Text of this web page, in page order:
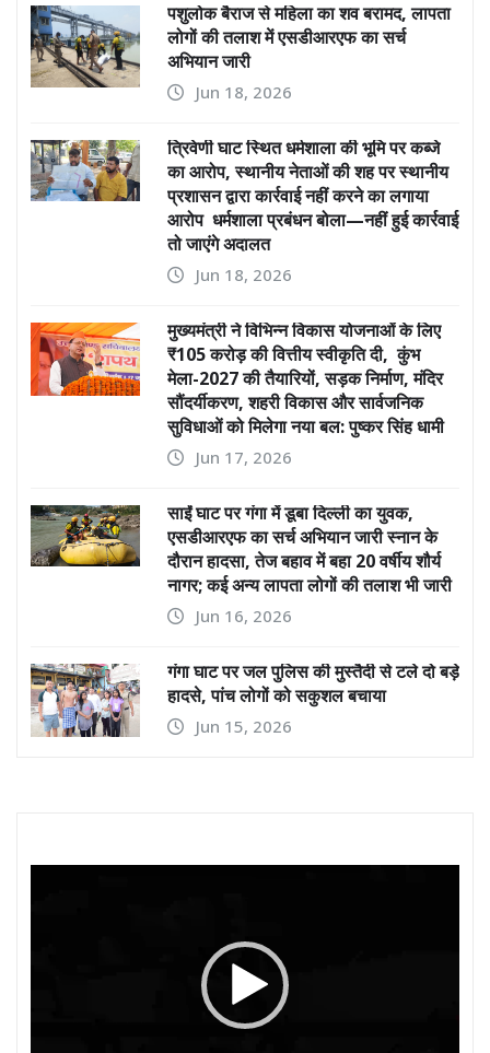
पशुलोक बैराज से महिला का शव बरामद, लापता
लोगों की तलाश में एसडीआरएफ का सर्च
अभियान जारी
Jun 18, 2026
त्रिवेणी घाट स्थित धर्मशाला की भूमि पर कब्जे
का आरोप, स्थानीय नेताओं की शह पर स्थानीय
प्रशासन द्वारा कार्रवाई नहीं करने का लगाया
आरोप धर्मशाला प्रबंधन बोला—नहीं हुई कार्रवाई
तो जाएंगे अदालत
Jun 18, 2026
मुख्यमंत्री ने विभिन्न विकास योजनाओं के लिए
₹105 करोड़ की वित्तीय स्वीकृति दी, कुंभ
मेला-2027 की तैयारियों, सड़क निर्माण, मंदिर
सौंदर्यीकरण, शहरी विकास और सार्वजनिक
सुविधाओं को मिलेगा नया बल: पुष्कर सिंह धामी
Jun 17, 2026
साईं घाट पर गंगा में डूबा दिल्ली का युवक,
एसडीआरएफ का सर्च अभियान जारी स्नान के
दौरान हादसा, तेज बहाव में बहा 20 वर्षीय शौर्य
नागर; कई अन्य लापता लोगों की तलाश भी जारी
Jun 16, 2026
गंगा घाट पर जल पुलिस की मुस्तैदी से टले दो बड़े
हादसे, पांच लोगों को सकुशल बचाया
Jun 15, 2026